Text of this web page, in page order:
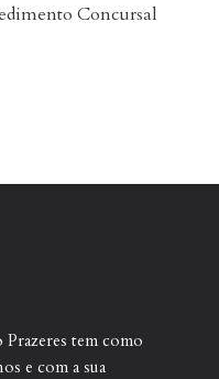
Concursal
tem como
e com a sua